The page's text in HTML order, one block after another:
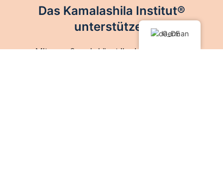
Das Kamalashila Institut®
unterstützen
Mit eurer Spende könnt ihr das Kamalashila
German